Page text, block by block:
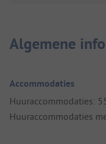
Algemene
Accommodaties
Huuraccommodaties:
Huuraccommodaties